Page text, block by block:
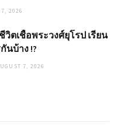
7, 2026
วิตเชื้อพระวงศ์ยุโรป เรียน
นบ้าง !?
7, 2026